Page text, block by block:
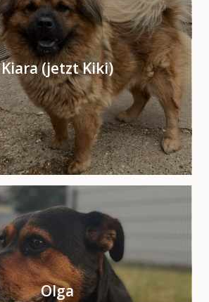
Kiara (jetzt Kiki)
Olga